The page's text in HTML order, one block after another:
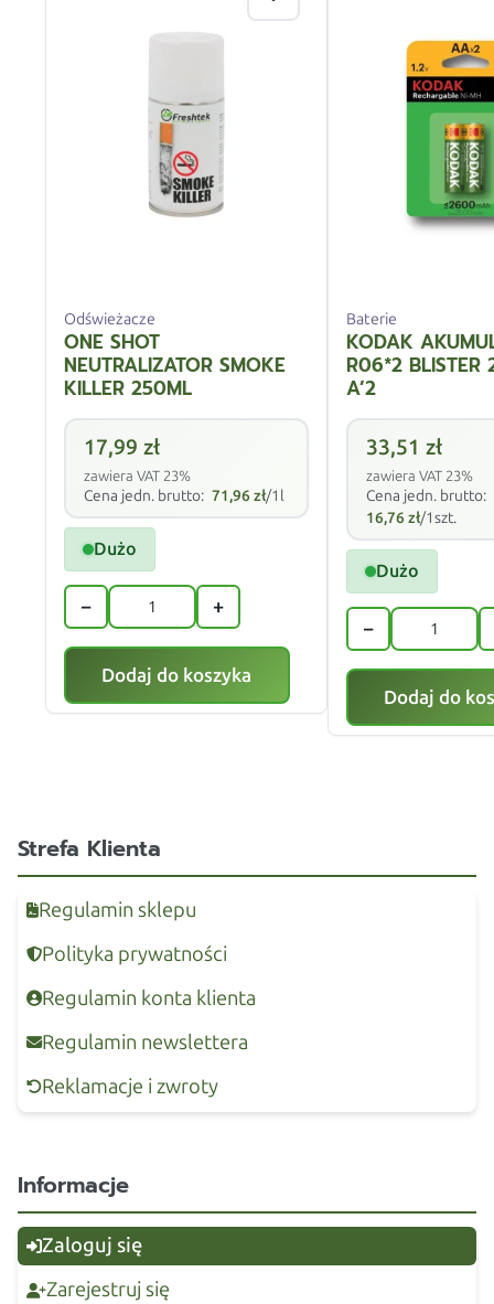
Odświeżacze
ONE SHOT
NEUTRALIZATOR SMOKE
KILLER 250ML
17,99 zł
zawiera VAT 23%
Cena jedn. brutto: 71,96 zł/1l
Dużo
− +
Dodaj do koszyka
Baterie
KODAK
R06*2
A’2
33,51 zł
zawiera VAT 23%
Cena jedn. brutto:
16,76 zł/1szt.
Dużo
−
Dodaj do
Strefa Klienta
Regulamin sklepu
Polityka prywatności
Regulamin konta klienta
Regulamin newslettera
Reklamacje i zwroty
Informacje
Zaloguj się
Zarejestruj się